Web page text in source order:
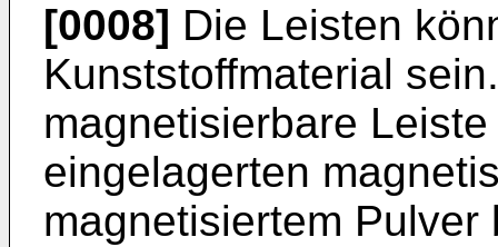
[0008] Die Leisten
Kunststoffmaterial
magnetisierbare
eingelagerten
magnetisiertem Pulver